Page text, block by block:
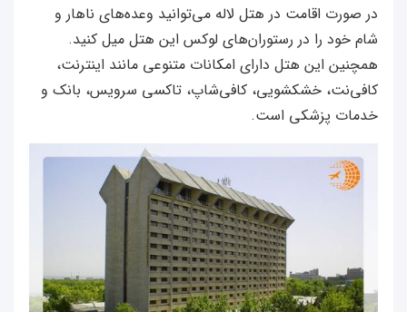
در صورت اقامت در هتل لاله می‌توانید وعده‌های ناهار و
شام خود را در رستوران‌های لوکس این هتل میل کنید.
همچنین این هتل دارای امکانات متنوعی مانند اینترنت،
کافی‌نت، خشکشویی، کافی‌شاپ، تاکسی سرویس، بانک و
خدمات پزشکی است.